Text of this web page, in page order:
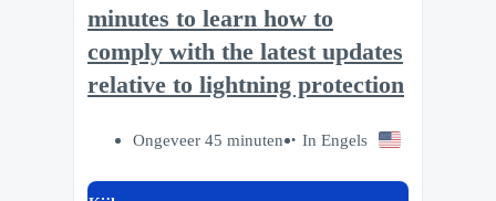
minutes to learn how to
comply with the latest updates
relative to lightning protection
Ongeveer 45 minuten In Engels